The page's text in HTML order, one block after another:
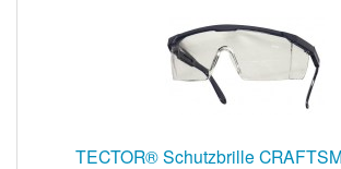
TECTOR® Schutzbrille